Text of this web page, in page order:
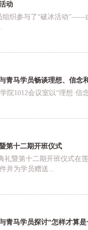
动
组织参与了“破冰活动
青马学员畅谈理想、信念
院1012会议室以“理想·
第十二期开班仪式
礼暨第十二期开班仪式
并为学员赠送...
青马学员探讨“怎样才算